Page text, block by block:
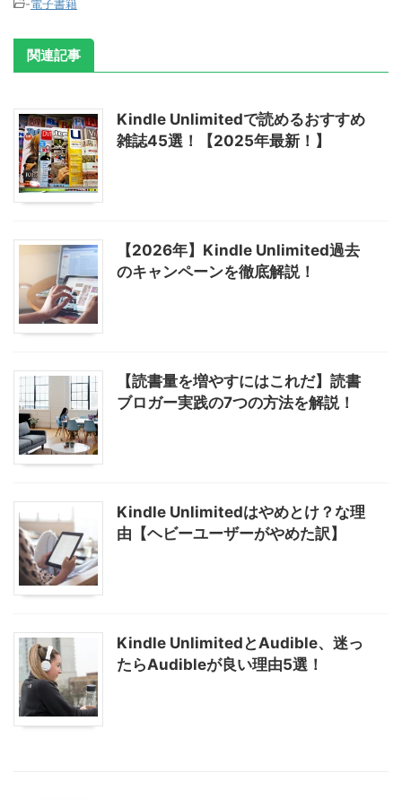
-電子書籍
関連記事
Kindle Unlimitedで読めるおすすめ
雑誌45選！【2025年最新！】
【2026年】Kindle Unlimited過去
のキャンペーンを徹底解説！
【読書量を増やすにはこれだ】読書
ブロガー実践の7つの方法を解説！
Kindle Unlimitedはやめとけ？な理
由【ヘビーユーザーがやめた訳】
Kindle UnlimitedとAudible、迷っ
たらAudibleが良い理由5選！